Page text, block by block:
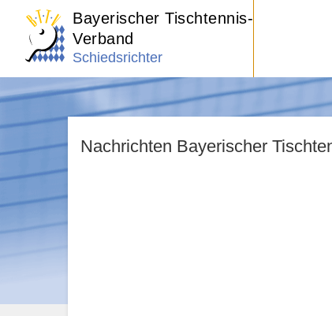
Bayerischer Tischtennis-
Verband
Schiedsrichter
Nachrichten Bayerischer